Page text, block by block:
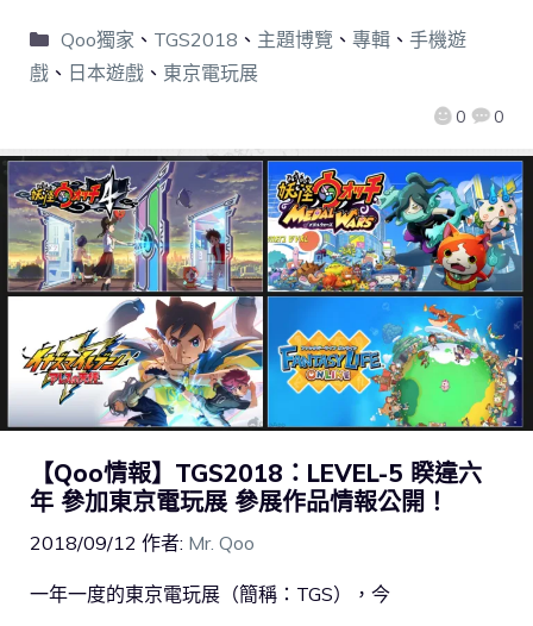
0 0
Qoo獨家 、 TGS2018 、 主題博覽 、 專輯、 手機遊
戲 、 日本遊戲 、 東京電玩展
【Qoo情報】TGS2018：LEVEL-5 睽違六
年 參加東京電玩展 參展作品情報公開！
2018/09/12 作者: Mr. Qoo
一年一度的東京電玩展（簡稱：TGS），今